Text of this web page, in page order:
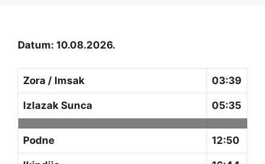
Datum: 10.08.2026.
Zora / Imsak 03:39
Izlazak Sunca 05:35
Podne 12:50